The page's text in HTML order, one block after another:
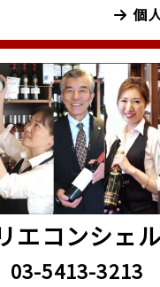
個
エコンシェ
03-5413-3213